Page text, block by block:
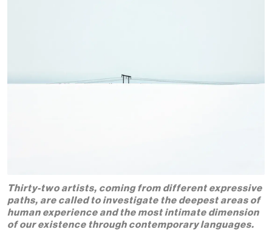
Thirty-two artists, coming from different expressive
paths, are called to investigate the deepest areas of
human experience and the most intimate dimension
of our existence through contemporary languages.